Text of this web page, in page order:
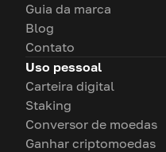
Guia da marca
Blog
Contato
Uso pessoal
Carteira digital
Staking
Conversor de moedas
Ganhar criptomoedas